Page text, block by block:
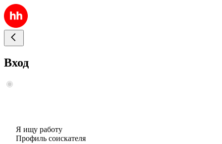
Вход
Я ищу работу
Профиль соискателя